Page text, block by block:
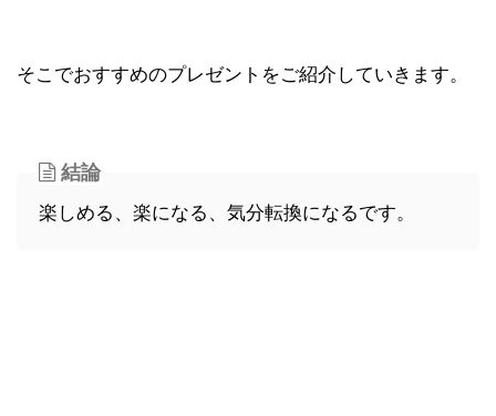
そこでおすすめのプレゼントをご紹介していきます。
結論
楽しめる、楽になる、気分転換になるです。